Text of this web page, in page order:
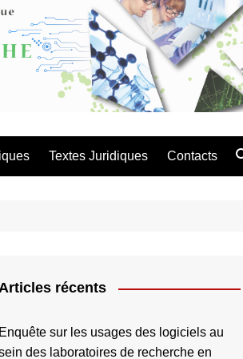
de Recherche en
et Technologie
Textes Juridiques Contacts
récents
Enquête sur les usages des logiciels au
des laboratoires de recherche en